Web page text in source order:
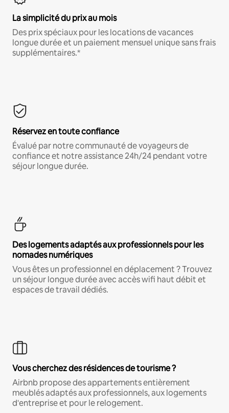
La simplicité du prix au mois
Des prix spéciaux pour les locations de vacances
longue durée et un paiement mensuel unique sans frais
supplémentaires.*
Réservez en toute confiance
Évalué par notre communauté de voyageurs de
confiance et notre assistance 24h/24 pendant votre
séjour longue durée.
Des logements adaptés aux professionnels pour les
nomades numériques
Vous êtes un professionnel en déplacement ? Trouvez
un séjour longue durée avec accès wifi haut débit et
espaces de travail dédiés.
Vous cherchez des résidences de tourisme ?
Airbnb propose des appartements entièrement
meublés adaptés aux professionnels, aux logements
d'entreprise et pour le relogement.